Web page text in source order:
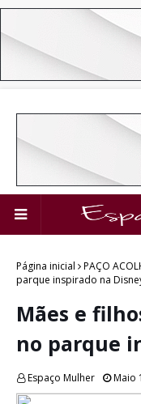
Página inicial PAÇO
parque inspirado na
Mães e
no parque
Espaço Mulher Maio